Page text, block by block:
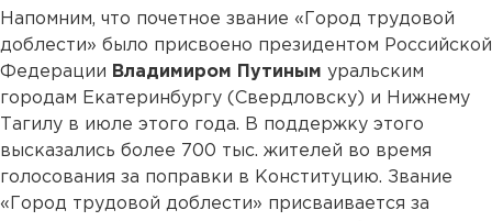
Напомним, что почетное звание «Город трудовой
доблести» было присвоено президентом Российской
Федерации Владимиром Путиным уральским
городам Екатеринбургу (Свердловску) и Нижнему
Тагилу в июле этого года. В поддержку этого
высказались более 700 тыс. жителей во время
голосования за поправки в Конституцию. Звание
«Город трудовой доблести» присваивается за